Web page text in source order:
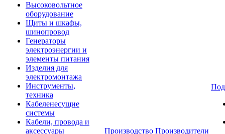
Высоковольтное
оборудование
Щиты и шкафы,
шинопровод
Генераторы
электроэнергии и
элементы питания
Изделия для
электромонтажа
Инструменты,
техника
Кабеленесущие
системы
Кабели, провода и
аксессуары
Производство Производители